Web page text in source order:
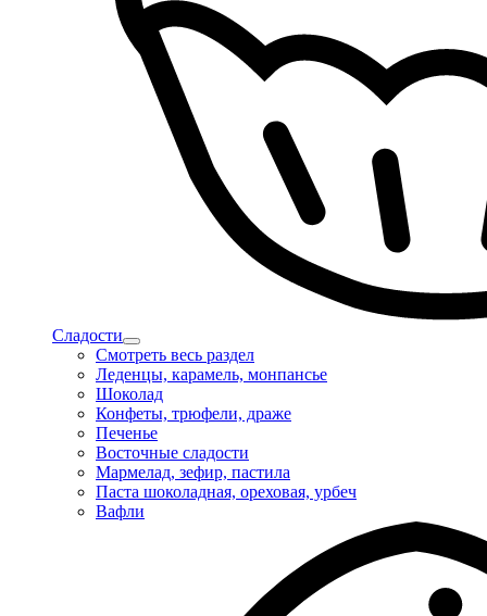
Сладости
Смотреть весь раздел
Леденцы, карамель, монпансье
Шоколад
Конфеты, трюфели, драже
Печенье
Восточные сладости
Мармелад, зефир, пастила
Паста шоколадная, ореховая, урбеч
Вафли